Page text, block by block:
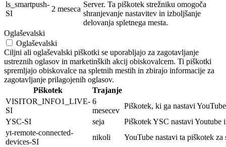
ls_smartpush-
SI
2 meseca
Server. Ta piškotek strežniku omogoča
shranjevanje nastavitev in izboljšanje
delovanja spletnega mesta.
Oglaševalski
Oglaševalski
Ciljni ali oglaševalski piškotki se uporabljajo za zagotavljanje
ustreznih oglasov in marketinških akcij obiskovalcem. Ti piškotki
spremljajo obiskovalce na spletnih mestih in zbirajo informacije za
zagotavljanje prilagojenih oglasov.
Piškotek
Trajanje
VISITOR_INFO1_LIVE-
SI
6
mesecev
Piškotek, ki ga nastavi
YSC-SI
seja
Piškotek YSC nastavi Youtube
yt-remote-connected-
devices-SI
nikoli
YouTube nastavi ta piškotek